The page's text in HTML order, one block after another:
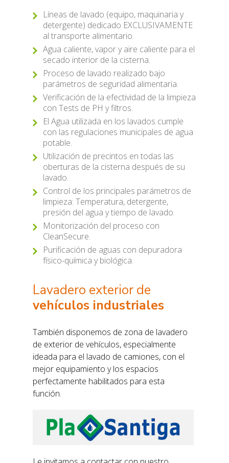
Líneas de lavado (equipo, maquinaria y
detergente) dedicado EXCLUSIVAMENTE
al transporte alimentario.
Agua caliente, vapor y aire caliente para el
secado interior de la cisterna.
Proceso de lavado realizado bajo
parámetros de seguridad alimentaria.
Verificación de la efectividad de la limpieza
con Tests de PH y filtros.
El Agua utilizada en los lavados cumple
con las regulaciones municipales de agua
potable.
Utilización de precintos en todas las
oberturas de la cisterna después de su
lavado.
Control de los principales parámetros de
limpieza: Temperatura, detergente,
presión del agua y tiempo de lavado.
Monitorización del proceso con
CleanSecure.
Purificación de aguas con depuradora
físico-química y biológica.
Lavadero exterior de
vehículos industriales
También disponemos de zona de lavadero
de exterior de vehículos, especialmente
ideada para el lavado de camiones, con el
mejor equipamiento y los espacios
perfectamente habilitados para esta
función.